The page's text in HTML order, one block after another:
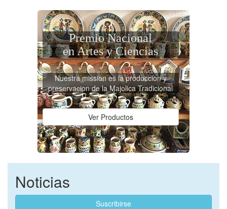
Premio Nacional
en Artes y Ciencias
Nuestra mission es la produccion y
preservacion de la Majolica Tradicional
Ver Productos
Noticias
Suscribirse